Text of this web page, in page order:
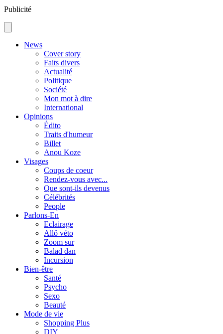
Publicité
News
Cover story
Faits divers
Actualité
Politique
Société
Mon mot à dire
International
Opinions
Édito
Traits d'humeur
Billet
Anou Koze
Visages
Coups de coeur
Rendez-vous avec...
Que sont-ils devenus
Célébrités
People
Parlons-En
Eclairage
Allô véto
Zoom sur
Balad dan
Incursion
Bien-être
Santé
Psycho
Sexo
Beauté
Mode de vie
Shopping Plus
DIY